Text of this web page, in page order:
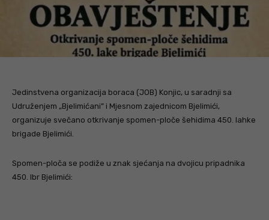
Jedinstvena organizacija boraca (JOB) Konjic, u saradnji sa
Udruženjem „Bjelimićani” i Mjesnom zajednicom Bjelimići,
organizuje svečano otkrivanje spomen-ploče šehidima 450. lahke
brigade Bjelimići.
Spomen-ploča se podiže u znak sjećanja na dvojicu pripadnika
450. lbr Bjelimići: